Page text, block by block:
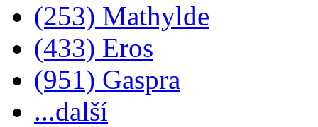
(253) Mathylde
(433) Eros
(951) Gaspra
...další